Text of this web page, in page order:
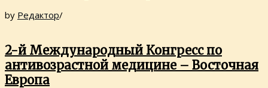
by Редактор/
2-й Международный Конгресс по
антивозрастной медицине – Восточная
Европа